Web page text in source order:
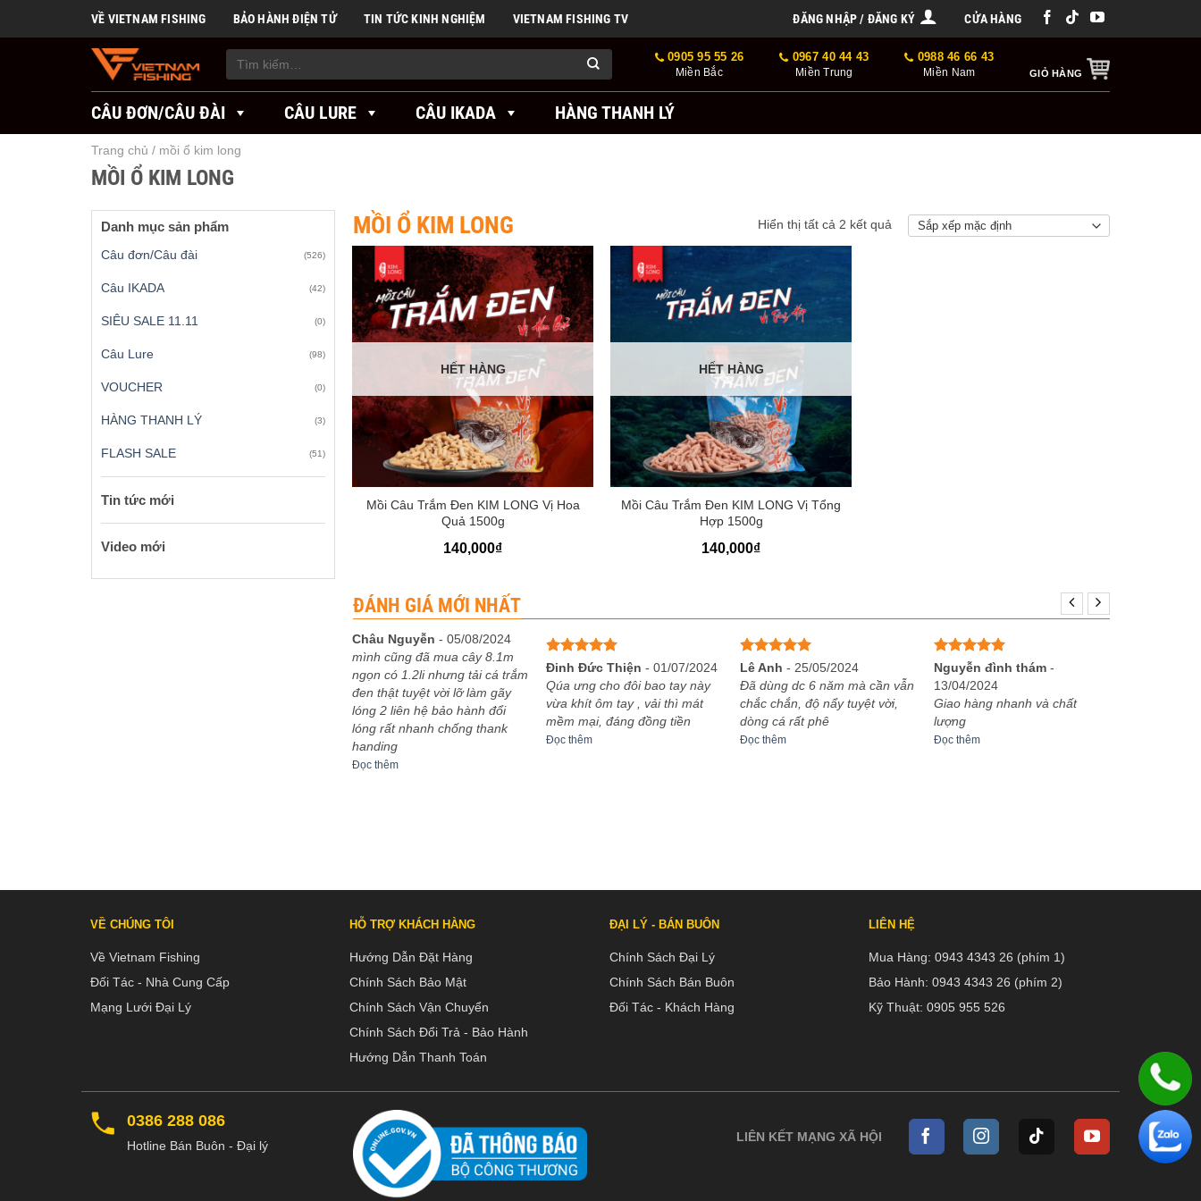
VỀ VIETNAM FISHING BẢO HÀNH ĐIỆN TỬ TIN TỨC KINH NGHIỆM VIETNAM FISHING TV ĐĂNG NHẬP / ĐĂNG KÝ CỬA HÀNG
Tìm
kiếm:
0905 95 55 26
Miền Bắc
0967 40 44 43
Miền Trung
0988 46 66 43
Miền Nam GIỎ HÀNG
CÂU ĐƠN/CÂU ĐÀI CÂU LURE CÂU IKADA HÀNG THANH LÝ
Trang chủ / mồi ổ kim long
MỒI Ổ KIM LONG
Danh mục sản phẩm
Câu đơn/Câu đài (526)
Câu IKADA (42)
SIÊU SALE 11.11 (0)
Câu Lure (98)
VOUCHER (0)
HÀNG THANH LÝ (3)
FLASH SALE (51)
Tin tức mới
Video mới
MỒI Ổ KIM LONG Hiển thị tất cả 2 kết quả
HẾT HÀNG
Mồi Câu Trắm Đen KIM LONG Vị Hoa
Quả 1500g
140,000₫
+
HẾT HÀNG
Mồi Câu Trắm Đen KIM LONG Vị Tổng
Hợp 1500g
140,000₫
ĐÁNH GIÁ MỚI NHẤT
Châu Nguyễn -05/08/2024
mình cũng đã mua cây 8.1m
ngọn có 1.2li nhưng tải cá trắm
đen thật tuyệt vời lỡ làm gãy
lóng 2 liên hệ bảo hành đổi
lóng rất nhanh chống thank
handing
Đọc thêm
Được xếp
hạng
sao
Đinh Đức Thiện -01/07/2024
Qúa ưng cho đôi bao tay này
vừa khít ôm tay , vải thì mát
mềm mại, đáng đồng tiền
Đọc thêm
Được xếp
hạng
sao
Lê Anh - 25/05/2024
Đã dùng dc 6 năm mà cần vẫn
chắc chắn, độ nẩy tuyệt vời,
dòng cá rất phê
Đọc thêm
Được xếp
hạng55
sao
Nguyễn đình thám-
13/04/2024
Giao hàng nhanh và chất
lượng
Đọc thêm
VỀ CHÚNG TÔI
Về Vietnam Fishing
Đối Tác - Nhà Cung Cấp
Mạng Lưới Đại Lý
HỖ TRỢ KHÁCH HÀNG
Hướng Dẫn Đặt Hàng
Chính Sách Bảo Mật
Chính Sách Vận Chuyển
Chính Sách Đổi Trả - Bảo Hành
Hướng Dẫn Thanh Toán
ĐẠI LÝ - BÁN BUÔN
Chính Sách Đại Lý
Chính Sách Bán Buôn
Đối Tác - Khách Hàng
LIÊN HỆ
Mua Hàng:0943 4343 26 (phím 1)
Bảo Hành:0943 4343 26 (phím 2)
Kỹ Thuật:0905 955 526
0386 288 086
Hotline Bán Buôn - Đại lý
LIÊN KẾT MẠNG XÃ HỘI